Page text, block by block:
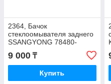
2364, Бачок
стеклоомывателя заднего
SSANGYONG 78480-
9 000 ₸
Купить